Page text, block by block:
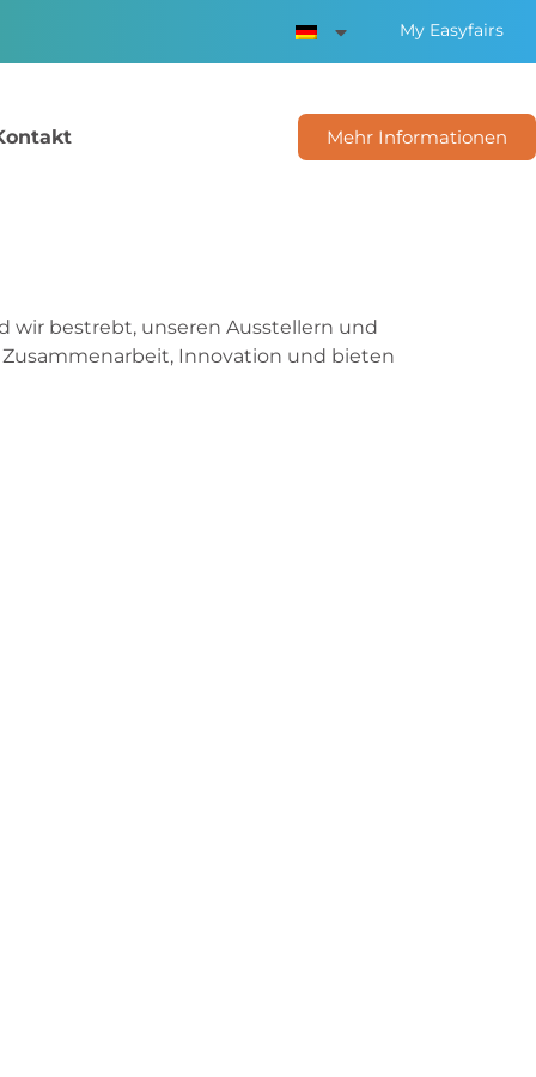
My Easyfairs
Mehr Informationen
wir bestrebt, unseren Ausstellern und
Innovation und bieten